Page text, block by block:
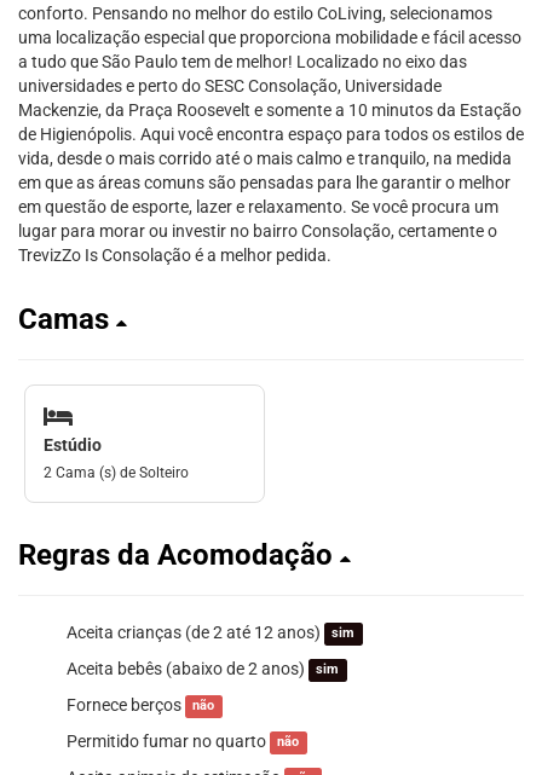
conforto. Pensando no melhor do estilo CoLiving, selecionamos
uma localização especial que proporciona mobilidade e fácil acesso
a tudo que São Paulo tem de melhor! Localizado no eixo das
universidades e perto do SESC Consolação, Universidade
Mackenzie, da Praça Roosevelt e somente a 10 minutos da Estação
de Higienópolis. Aqui você encontra espaço para todos os estilos de
vida, desde o mais corrido até o mais calmo e tranquilo, na medida
em que as áreas comuns são pensadas para lhe garantir o melhor
em questão de esporte, lazer e relaxamento. Se você procura um
lugar para morar ou investir no bairro Consolação, certamente o
TrevizZo Is Consolação é a melhor pedida.
Camas
Estúdio
2 Cama (s) de Solteiro
Regras da Acomodação
Aceita crianças (de 2 até 12 anos) sim
Aceita bebês (abaixo de 2 anos) sim
Fornece berços não
Permitido fumar no quarto não